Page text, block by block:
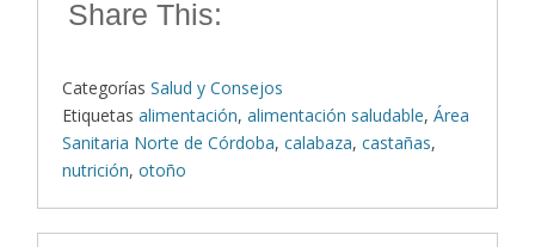
Share This:
Categorías Salud y Consejos
Etiquetas alimentación,alimentación saludable,Área
Sanitaria Norte de Córdoba,calabaza,castañas,
nutrición,otoño